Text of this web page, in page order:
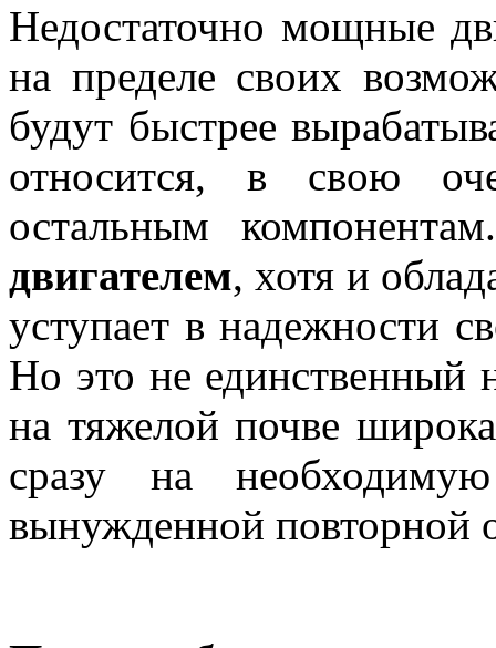
Недостаточно мощные
на пределе своих
будут быстрее
относится, в свою
остальным
двигателем, хотя и
уступает в надежности
Но это не единственный
на тяжелой почве
сразу на
вынужденной повторной